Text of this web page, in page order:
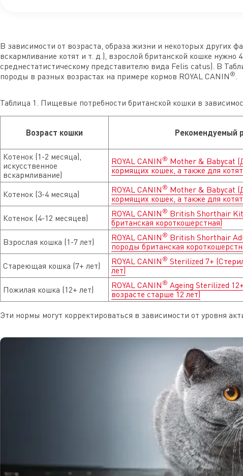
В зависимости от возраста, образа жизни и некоторых других
вскармливание котят и т. д.), взрослой британской кошке нужно
среднестатистическому представителю вида Felis catus). В
породы в разных возрастах на примере кормов ROYAL CANIN ®
Таблица 1. Пищевые потребности британской кошки в
Возраст кошки Рекомендуемый
Котенок (1-2 месяца),
искусственное
вскармливание)
ROYAL CANIN ® Mother & Babycat
кормящих кошек, а также для
Котенок (3-4 месяца) ROYAL CANIN ® Mother & Babycat
кормящих кошек, а также для
Котенок (4-12 месяцев) ROYAL CANIN ® British Shorthair
британская короткошерстная)
Взрослая кошка (1-7 лет) ROYAL CANIN ® British Shorthair
породы британская
Стареющая кошка (7+ лет) ROYAL CANIN ® Sterilized 7+
лет)
Пожилая кошка (12+ лет) ROYAL CANIN ® Ageing Sterilized
возрасте старше 12 лет)
Эти нормы могут корректироваться в зависимости от уровня